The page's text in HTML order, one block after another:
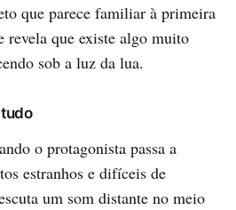
que parece familiar à primeira
revela que existe algo muito
sob a luz da lua.
o protagonista passa a
estranhos e difíceis de
um som distante no meio